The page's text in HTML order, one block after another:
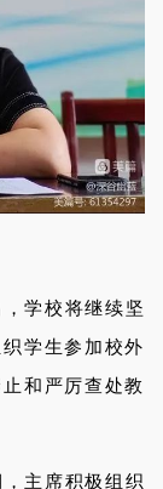
，学校将继续坚
学生参加校外
和严厉查处教
主席积极组织